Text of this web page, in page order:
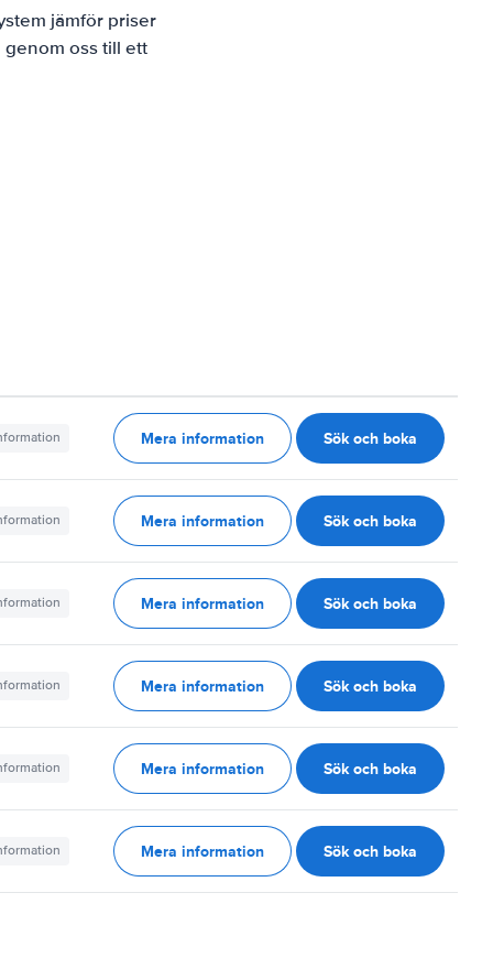
jämför priser
oss till ett
Mera information Sök och boka
Mera information Sök och boka
Mera information Sök och boka
Mera information Sök och boka
Mera information Sök och boka
Mera information Sök och boka